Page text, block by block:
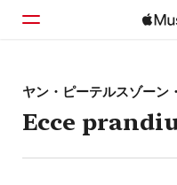
ホーム
見つける
検索
ヤン・ピーテルスゾーン
Ecce